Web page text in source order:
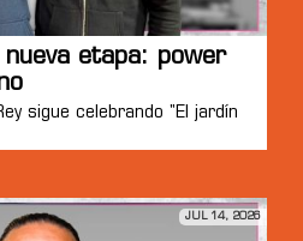
etapa: power
sigue celebrando "El jardín
JUL 14, 2026